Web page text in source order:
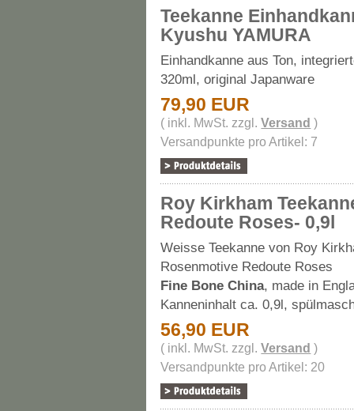
Teekanne
Kyushu YAMURA
Einhandkanne aus Ton,
320ml, original Japanware
79,90 EUR
( inkl. MwSt. zzgl.Versand )
Versandpunkte pro Artikel: 7
Roy Kirkham
Redoute Roses- 0,9l
Weisse Teekanne von Roy
Rosenmotive Redoute Roses
Fine Bone China, made in
Kanneninhalt ca. 0,9l,
56,90 EUR
( inkl. MwSt. zzgl.Versand )
Versandpunkte pro Artikel: 20